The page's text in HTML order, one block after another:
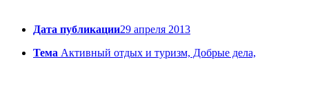
Дата публикации29 апреля 2013
Тема Активный отдых и туризм, Добрые дела,